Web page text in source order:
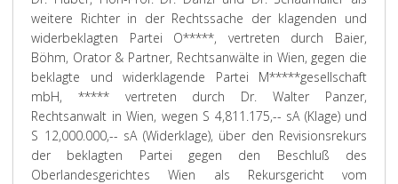
weitere Richter in der Rechtssache der klagenden und
widerbeklagten Partei O*****, vertreten durch Baier,
Böhm, Orator & Partner, Rechtsanwälte in Wien, gegen die
beklagte und widerklagende Partei M*****gesellschaft
mbH, ***** vertreten durch Dr. Walter Panzer,
Rechtsanwalt in Wien, wegen S 4,811.175,-- sA (Klage) und
S 12,000.000,-- sA (Widerklage), über den Revisionsrekurs
der beklagten Partei gegen den Beschluß des
Oberlandesgerichtes Wien als Rekursgericht vom